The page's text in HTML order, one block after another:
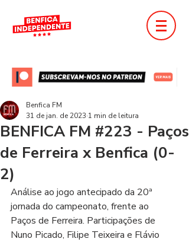
BENFICA FM #223 - Paços
de Ferreira x Benfica (0-
2)
Benfica FM
31 de jan. de 2023 1 min de leitura
Análise ao jogo antecipado da 20ª
jornada do campeonato, frente ao
Paços de Ferreira. Participações de
Nuno Picado, Filipe Teixeira e Flávio